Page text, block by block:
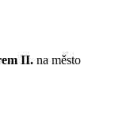
II. na město